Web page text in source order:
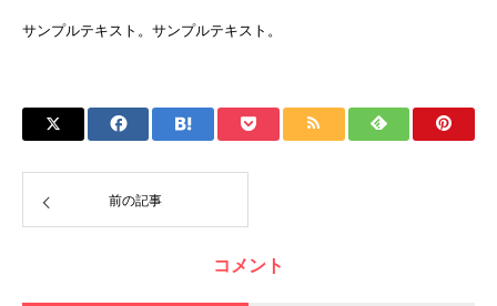
サンプルテキスト。サンプルテキスト。
前の記事
コメント